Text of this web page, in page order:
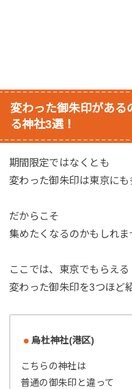
変わった御朱印がある
る神社3選！
期間限定ではなくとも
変わった御朱印は東京にも
だからこそ
集めたくなるのかもしれま
ここでは、東京でもらえる
変わった御朱印を3つほど
烏杜神社(港区)
こちらの神社は
普通の御朱印と違って